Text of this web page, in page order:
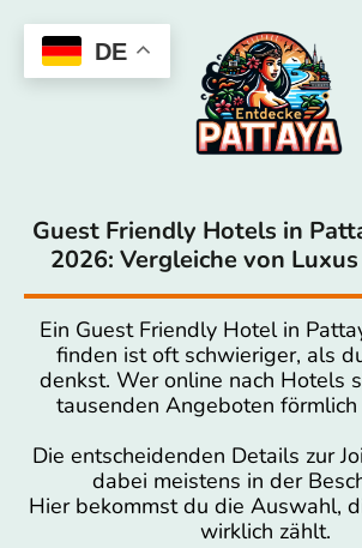
Guest Friendly Hotels in
2026: Vergleiche von
Ein Guest Friendly Hotel in
finden ist oft schwieriger, als
denkst. Wer online nach Hotels
tausenden Angeboten förmlich
Die entscheidenden Details zur
dabei meistens in der
Hier bekommst du die Auswahl,
wirklich zählt.
DE